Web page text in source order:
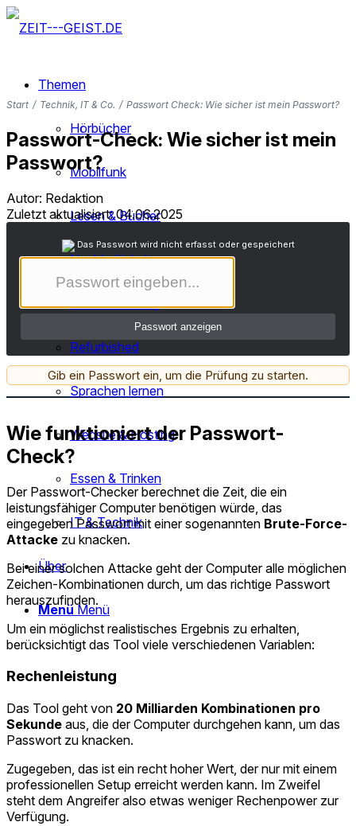
Themen
Hörbücher
Mobilfunk
Lesen & Bücher
Nachhaltigkeit
TV & Streaming
Refurbished
Sprachen lernen
Website & Hosting
Essen & Trinken
IT & Technik
Über
Menü Menü
Start / Technik, IT & Co. / Passwort Check: Wie sicher ist mein Passwort?
Passwort-Check: Wie sicher ist mein
Passwort?
Autor: Redaktion
Zuletzt aktualisiert: 04.06.2025
Das Passwort wird nicht erfasst oder gespeichert
Passwort anzeigen
Gib ein Passwort ein, um die Prüfung zu starten.
Wie funktioniert der Passwort-
Check?
Der Passwort-Checker berechnet die Zeit, die ein
leistungsfähiger Computer benötigen würde, das
eingegeben Passwort mit einer sogenannten Brute-Force-
Attacke zu knacken.
Bei einer solchen Attacke geht der Computer alle möglichen
Zeichen-Kombinationen durch, um das richtige Passwort
herauszufinden.
Um ein möglichst realistisches Ergebnis zu erhalten,
berücksichtigt das Tool viele verschiedenen Variablen:
Rechenleistung
Das Tool geht von 20 Milliarden Kombinationen pro
Sekunde aus, die der Computer durchgehen kann, um das
Passwort zu knacken.
Zugegeben, das ist ein recht hoher Wert, der nur mit einem
professionellen Setup erreicht werden kann. Im Zweifel
steht dem Angreifer also etwas weniger Rechenpower zur
Verfügung.